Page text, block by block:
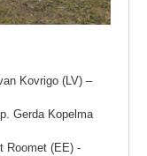
Kovrigo (LV) –
Gerda Kopelma
Roomet (EE) -